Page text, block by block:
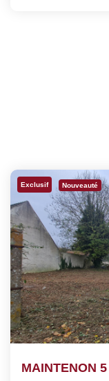
Exclusif Nouveauté
MAINTENON